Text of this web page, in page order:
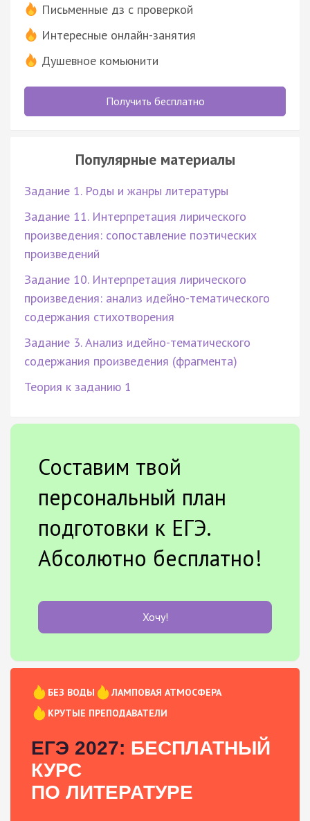
Письменные дз с проверкой
Интересные онлайн-занятия
Душевное комьюнити
Получить бесплатно
Популярные материалы
Задание 1. Роды и жанры литературы
Задание 11. Интерпретация лирического
произведения: сопоставление поэтических
произведений
Задание 10. Интерпретация лирического
произведения: анализ идейно-тематического
содержания стихотворения
Задание 3. Анализ идейно-тематического
содержания произведения (фрагмента)
Теория к заданию 1
Составим твой
персональный план
подготовки к ЕГЭ.
Абсолютно бесплатно!
Хочу!
БЕЗ ВОДЫ
ЛАМПОВАЯ АТМОСФЕРА
КРУТЫЕ ПРЕПОДАВАТЕЛИ
ЕГЭ 2027: БЕСПЛАТНЫЙ
КУРС
ПО ЛИТЕРАТУРЕ